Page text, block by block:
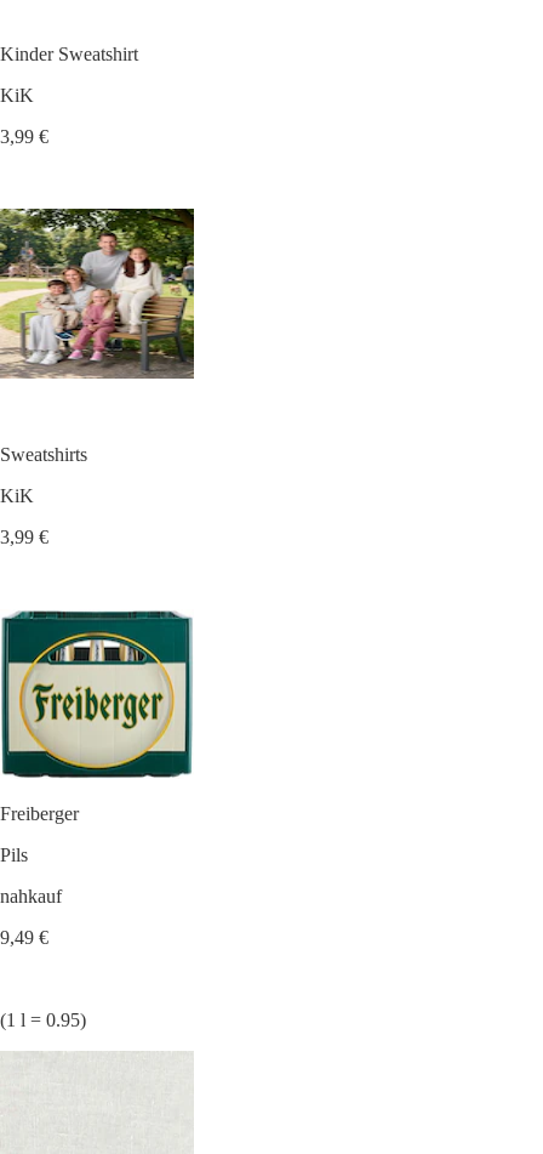
Kinder Sweatshirt
KiK
3,99 €
Sweatshirts
KiK
3,99 €
Freiberger
Pils
nahkauf
9,49 €
(1 l = 0.95)